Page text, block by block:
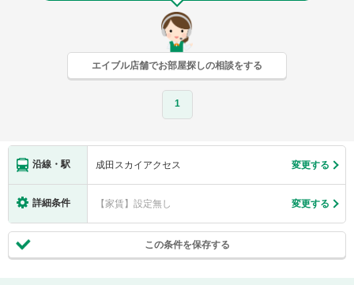
エイブル店舗でお部屋探しの相談をする
1
沿線・駅 成田スカイアクセス 変更する
詳細条件 【家賃】設定無し 変更する
この条件を保存する